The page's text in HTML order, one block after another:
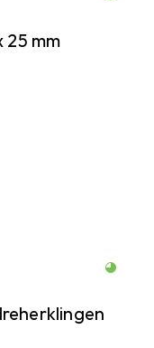
25 mm